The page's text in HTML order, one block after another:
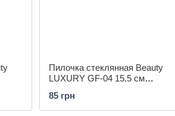
Пилочка стеклянная Beauty
LUXURY GF-04 15.5 см
85 грн